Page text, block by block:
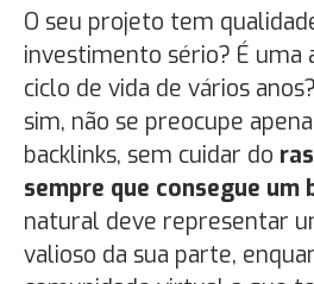
O seu projeto tem
investimento sério? É uma
ciclo de vida de vários
sim, não se preocupe
backlinks, sem cuidar do
sempre que consegue um
natural deve representar
valioso da sua parte,